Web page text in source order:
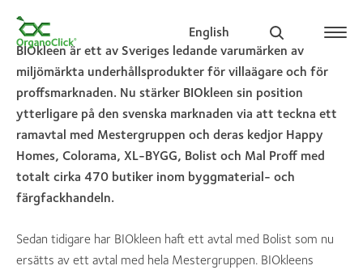
English
Search for:
BIOkleen är ett av Sveriges ledande varumärken av
miljömärkta underhållsprodukter för villaägare och för
proffsmarknaden. Nu stärker BIOkleen sin position
ytterligare på den svenska marknaden via att teckna ett
ramavtal med Mestergruppen och deras kedjor Happy
Homes, Colorama, XL-BYGG, Bolist och Mal Proff med
totalt cirka 470 butiker inom byggmaterial- och
färgfackhandeln.
Sedan tidigare har BIOkleen haft ett avtal med Bolist som nu
ersätts av ett avtal med hela Mestergruppen. BIOkleens